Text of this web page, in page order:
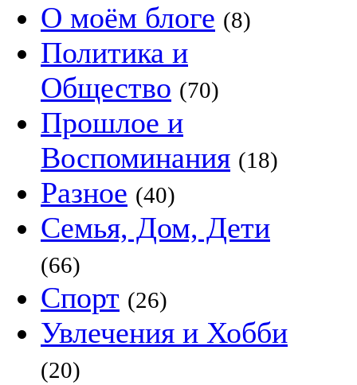
О моём блоге (8)
Политика и
Общество (70)
Прошлое и
Воспоминания (18)
Разное (40)
Семья, Дом, Дети
(66)
Спорт (26)
Увлечения и Хобби
(20)